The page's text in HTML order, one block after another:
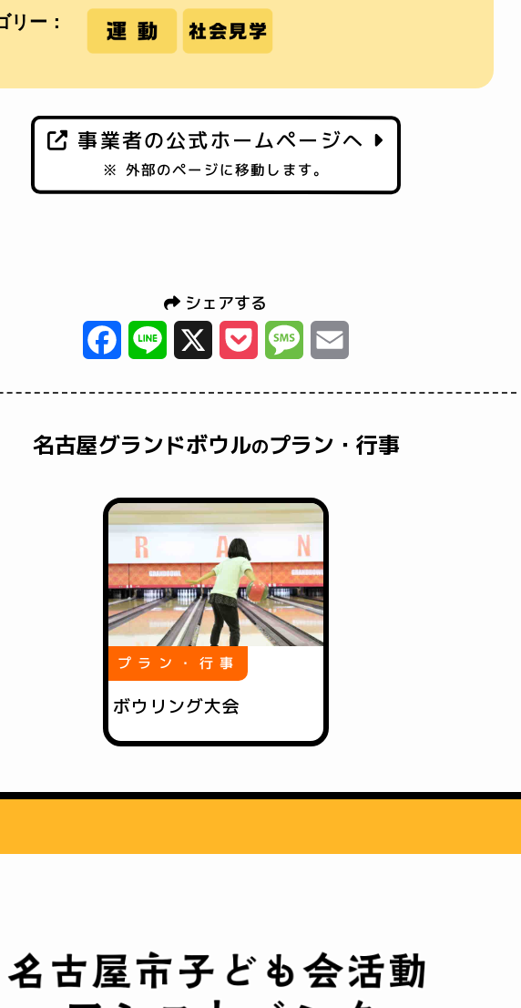
リー：
事業者の公式ホームページへ
※ 外部のページに移動します。
シェアする
FacebookLine Pocket Message
名古屋グランドボウルのプラン・行事
プラン・行事
ボウリング大会